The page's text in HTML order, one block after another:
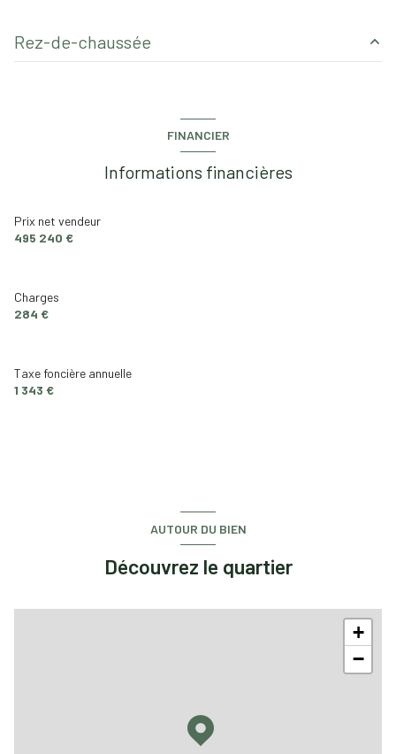
1 parking(s)
ascenseur
balcon
Rez-de-chaussée
FINANCIER
Informations financières
Prix net vendeur
495 240 €
Charges
284 €
Taxe foncière annuelle
1 343 €
AUTOUR DU BIEN
Découvrez le quartier
+
−